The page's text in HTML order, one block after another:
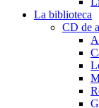
La biblioteca
CD de